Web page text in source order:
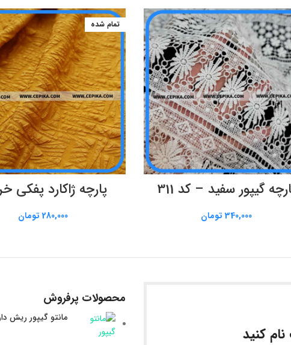
گیپور سفید – کد 311
340,000 تومان
تمام شده
اطلاعات بیشتر
پارچه ژاکارد پفکی
280,000 تومان
محصولات پرفروش
مانتو گیپور ریش
کنید